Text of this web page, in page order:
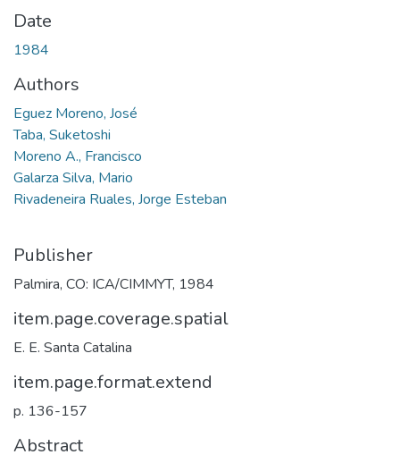
Date
1984
Authors
Eguez Moreno, José
Taba, Suketoshi
Moreno A., Francisco
Galarza Silva, Mario
Rivadeneira Ruales, Jorge Esteban
Publisher
Palmira, CO: ICA/CIMMYT, 1984
item.page.coverage.spatial
E. E. Santa Catalina
item.page.format.extend
p. 136-157
Abstract